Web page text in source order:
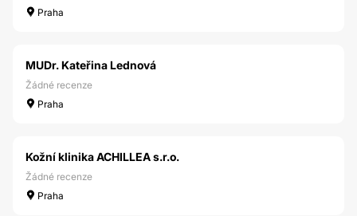
Praha
MUDr. Kateřina Lednová
Žádné recenze
Praha
Kožní klinika ACHILLEA s.r.o.
Žádné recenze
Praha